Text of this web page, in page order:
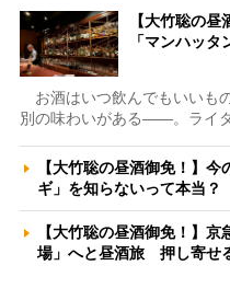
【大竹聡の
「マンハッ
お酒はいつ飲んでもいいも
別の味わいがある――。ライ
【大竹聡の昼酒御免！】
ギ」を知らないって本当
【大竹聡の昼酒御免！】
場」へと昼酒旅 押し寄せ